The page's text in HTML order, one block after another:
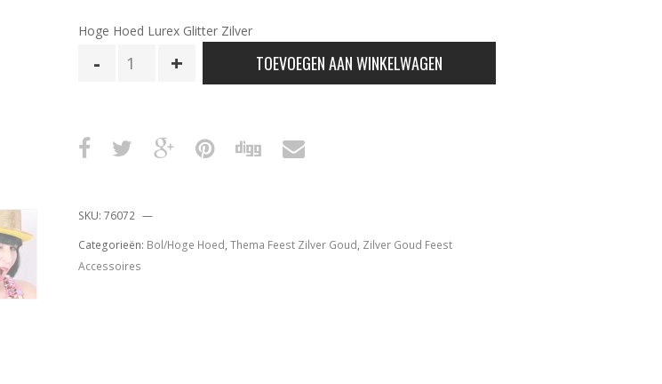
Hoge Hoed Lurex Glitter Zilver
Hoge
aantal
TOEVOEGEN AAN WINKELWAGEN
SKU: 76072
Categorieën: Bol/Hoge Hoed, Thema Feest Zilver Goud, Zilver Goud Feest
Accessoires